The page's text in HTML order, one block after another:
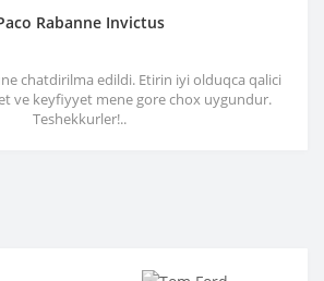
Rabanne Invictus
chatdirilma edildi. Etirin iyi olduqca qalici
ve keyfiyyet mene gore chox uygundur.
Teshekkurler!..